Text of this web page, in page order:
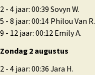
2 - 4 jaar: 00:39 Sovyn W.
5 - 8 jaar: 00:14 Philou Van R.
9 - 12 jaar: 00:12 Emily A.
Zondag 2 augustus
2 - 4 jaar: 00:36 Jara H.